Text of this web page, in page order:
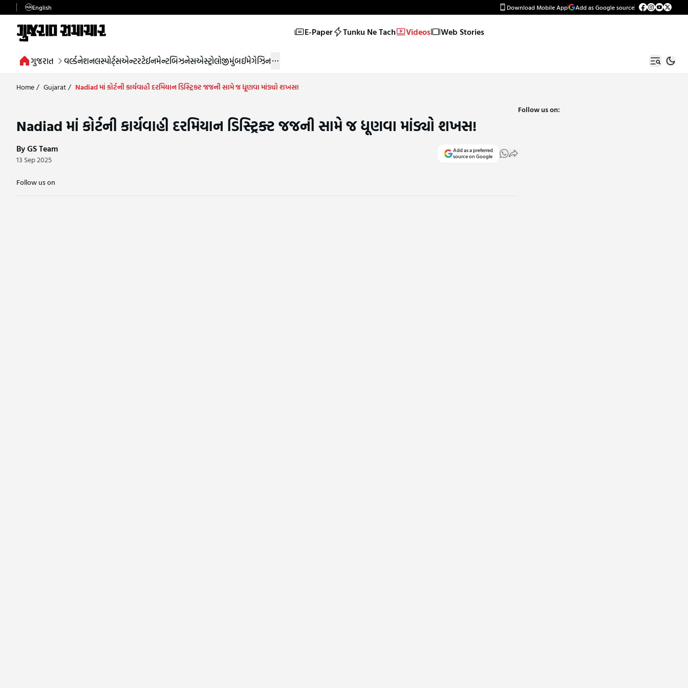
English Download Mobile App Add as Google source
E-Paper Tunku Ne Tach Videos Web Stories
ગુજરાત વર્લ્ડનેશનલસ્પોર્ટ્સએન્ટરટેઈનમેન્ટબિઝનેસએસ્ટ્રોલોજીમુંબઈમેગેઝિન
Home/ Gujarat/ Nadiad માં કોર્ટની કાર્યવાહી દરમિયાન ડિસ્ટ્રિક્ટ જજની સામે જ ધૂણવા માંડ્યો શખસ!
Nadiad માં કોર્ટની કાર્યવાહી દરમિયાન ડિસ્ટ્રિક્ટ જજની સામે જ ધૂણવા માંડ્યો શખસ!
By GS Team
13 Sep 2025
Add as a preferred
source on Google
Follow us on
Follow us on: